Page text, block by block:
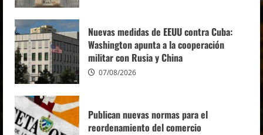
4
Habana
07/08/2026
Continental de ALBA Movimientos
07/08/2026
Nuevas medidas de EEUU contra Cuba:
Washington apunta a la cooperación
militar con Rusia y China
07/08/2026
Publican nuevas normas para el
reordenamiento del comercio